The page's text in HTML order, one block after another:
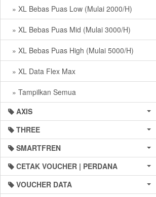
» XL Bebas Puas Low (Mulai 2000/H)
» XL Bebas Puas Mid (Mulai 3000/H)
» XL Bebas Puas High (Mulai 5000/H)
» XL Data Flex Max
» Tampilkan Semua
AXIS
THREE
SMARTFREN
CETAK VOUCHER | PERDANA
VOUCHER DATA